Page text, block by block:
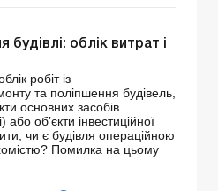
облік витрат і
робіт із
та поліпшення будівель,
основних засобів
об’єкти інвестиційної
чи є будівля операційною
Помилка на цьому